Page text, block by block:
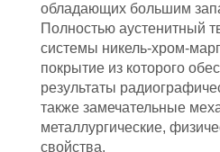
обладающих большим
Полностью аустенитный
системы никель-хром-
покрытие из которого
результаты
также замечательные
металлургические,
свойства.